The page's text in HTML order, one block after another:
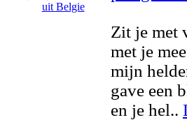
Zit je met
met je
mijn
gave een
en je hel..